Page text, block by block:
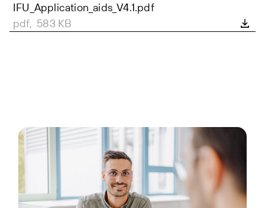
IFU_Application_aids_V4.1.pdf
pdf, 583 KB